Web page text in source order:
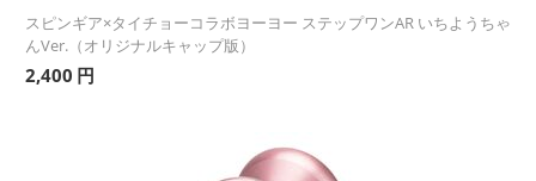
スピンギア×タイチョーコラボヨーヨー ステップワンAR いちようちゃ
んVer.（オリジナルキャップ版）
2,400 円